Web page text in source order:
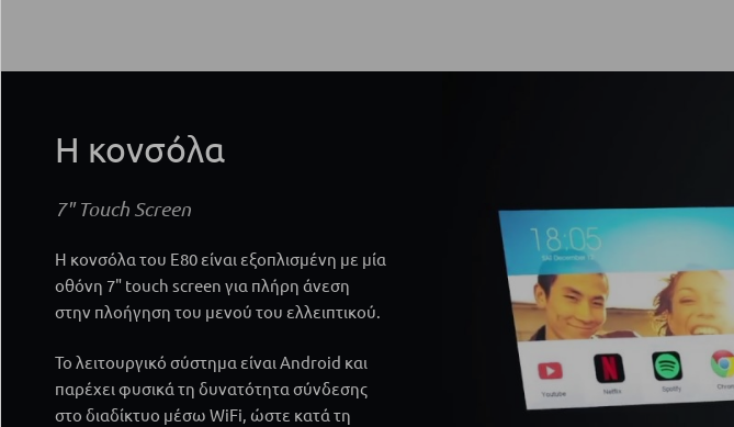
Η κονσόλα
7" Touch Screen
Η κονσόλα του Ε80 είναι εξοπλισμένη με μία
οθόνη 7" touch screen για πλήρη άνεση
στην πλοήγηση του μενού του ελλειπτικού.
Το λειτουργικό σύστημα είναι Android και
παρέχει φυσικά τη δυνατότητα σύνδεσης
στο διαδίκτυο μέσω WiFi, ώστε κατά τη